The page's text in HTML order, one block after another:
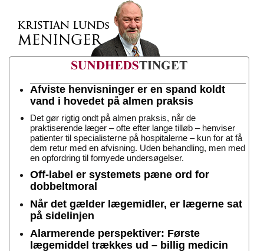
Afviste henvisninger er en spand koldt
vand i hovedet på almen praksis
Det gør rigtig ondt på almen praksis, når de
praktiserende læger – ofte efter lange tilløb – henviser
patienter til specialisterne på hospitalerne – kun for at få
dem retur med en afvisning. Uden behandling, men med
en opfordring til fornyede undersøgelser.
Off-label er systemets pæne ord for
dobbeltmoral
Når det gælder lægemidler, er lægerne sat
på sidelinjen
Alarmerende perspektiver: Første
lægemiddel trækkes ud – billig medicin